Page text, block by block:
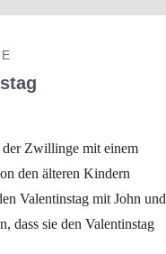
der Zwillinge mit einem
den älteren Kindern
Valentinstag mit John und
dass sie den Valentinstag